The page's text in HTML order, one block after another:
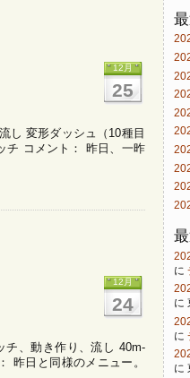
12月
25
し 変形ダッシュ（10種目
チ コメント： 昨日、一昨
12月
24
、動き作り、流し 40m-
昨日と同様のメニュー。
に
に
に
に